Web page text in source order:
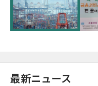
が初の1000億ドル
最新ニュース